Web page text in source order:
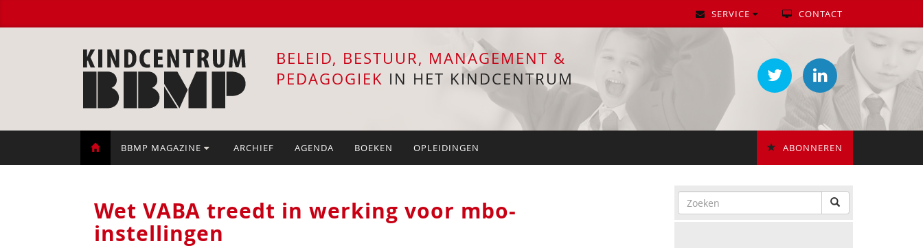
SERVICE CONTACT
BELEID, BESTUUR, MANAGEMENT &
PEDAGOGIEK IN HET KINDCENTRUM
BBMP MAGAZINE ARCHIEF AGENDA BOEKEN OPLEIDINGEN ABONNEREN
Wet VABA treedt in werking voor mbo-
instellingen